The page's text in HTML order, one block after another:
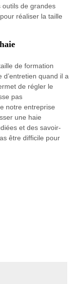
outils de grandes
réaliser la taille
de formation
d’entretien quand il a
de régler le
pas
notre entreprise
une haie
et des savoir-
être difficile pour